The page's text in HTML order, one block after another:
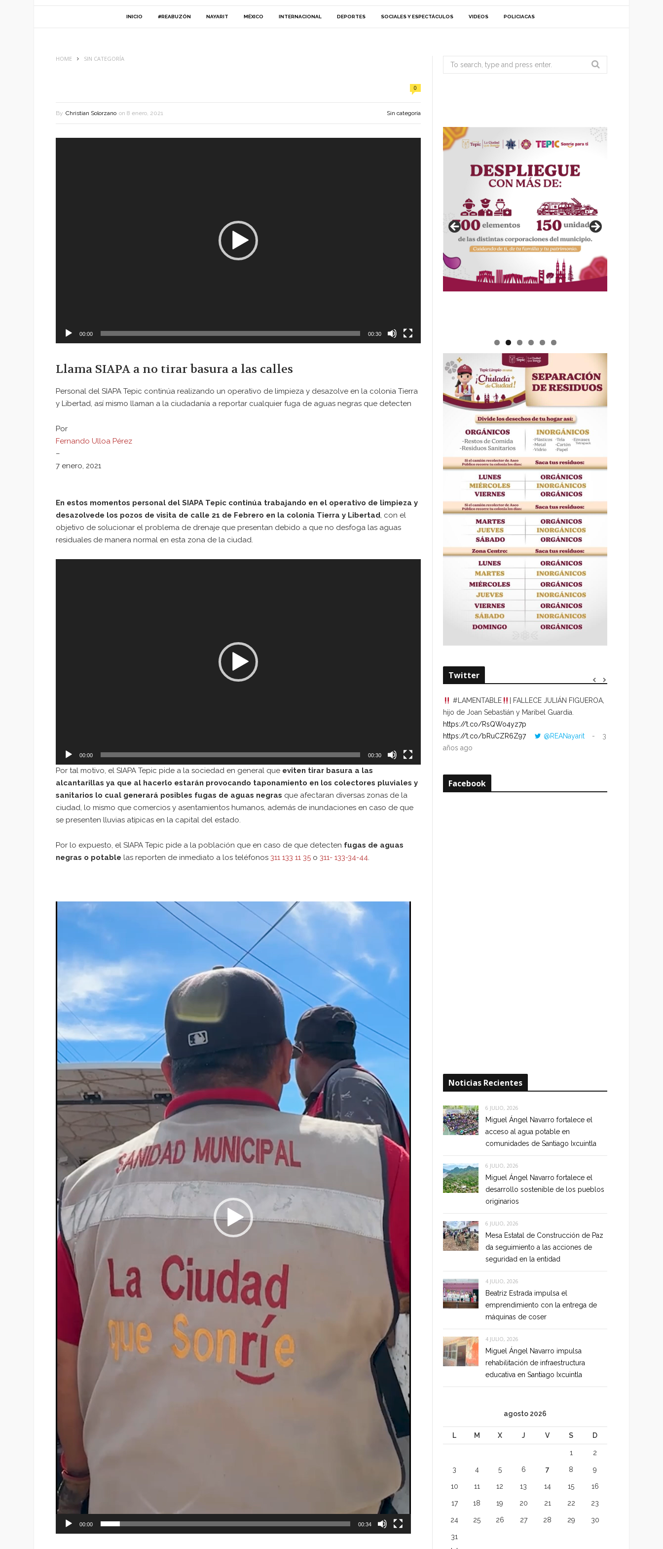
INICIO #REABUZÓN NAYARIT MÉXICO INTERNACIONAL DEPORTES SOCIALES Y ESPECTÁCULOS VIDEOS POLICIACAS
HOME SIN CATEGORÍA
0
By Christian Solorzano on 8 enero, 2021 Sin categoría
00:00 00:30
Llama SIAPA a no tirar basura a las calles
Personal del SIAPA Tepic continúa realizando un operativo de limpieza y desazolve en la colonia Tierra
y Libertad, así mismo llaman a la ciudadanía a reportar cualquier fuga de aguas negras que detecten
Por
Fernando Ulloa Pérez
–
7 enero, 2021
En estos momentos personal del SIAPA Tepic continúa trabajando en el operativo de limpieza y
desazolvede los pozos de visita de calle 21 de Febrero en la colonia Tierra y Libertad, con el
objetivo de solucionar el problema de drenaje que presentan debido a que no desfoga las aguas
residuales de manera normal en esta zona de la ciudad.
00:00 00:30
Por tal motivo, el SIAPA Tepic pide a la sociedad en general que eviten tirar basura a las
alcantarillas ya que al hacerlo estarán provocando taponamiento en los colectores pluviales y
sanitarios lo cual generará posibles fugas de aguas negras que afectaran diversas zonas de la
ciudad, lo mismo que comercios y asentamientos humanos, además de inundaciones en caso de que
se presenten lluvias atípicas en la capital del estado.
Por lo expuesto, el SIAPA Tepic pide a la población que en caso de que detecten fugas de aguas
negras o potable las reporten de inmediato a los teléfonos 311 133 11 35 o 311- 133-34-44.
Reproductor
00:00 00:34
Search
for:
Twitter
#LAMENTABLE
| FALLECE JULIÁN FIGUEROA,
hijo de Joan Sebastián y Maribel Guardia.
https://t.co/RsQWo4yz7p
https://t.co/bRuCZR6Z97
@REANayarit
3
años ago
Facebook
Noticias Recientes
6 JULIO, 2026
Miguel Ángel Navarro fortalece el
acceso al agua potable en
comunidades de Santiago Ixcuintla
6 JULIO, 2026
Miguel Ángel Navarro fortalece el
desarrollo sostenible de los pueblos
originarios
6 JULIO, 2026
Mesa Estatal de Construcción de Paz
da seguimiento a las acciones de
seguridad en la entidad
4 JULIO, 2026
Beatriz Estrada impulsa el
emprendimiento con la entrega de
máquinas de coser
4 JULIO, 2026
Miguel Ángel Navarro impulsa
rehabilitación de infraestructura
educativa en Santiago Ixcuintla
agosto 2026
L M X J V S D
1 2
3 4 5 6 7 8 9
10 11 12 13 14 15 16
17 18 19 20 21 22 23
24 25 26 27 28 29 30
31